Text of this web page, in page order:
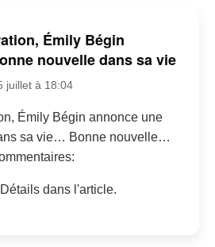
Émily Bégin
nouvelle dans sa vie
juillet à 18:04
Émily Bégin annonce une
sa vie… Bonne nouvelle…
dans l'article.